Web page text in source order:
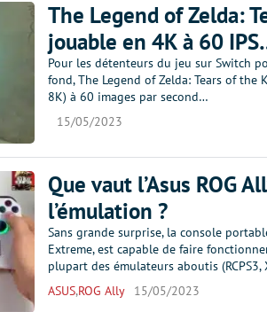
The Legend of Zelda:
jouable en 4K à 60
Pour les détenteurs du jeu sur Switch
fond, The Legend of Zelda: Tears of
8K) à 60 images par second…
15/05/2023
Que vaut l’Asus ROG
l’émulation ?
Sans grande surprise, la console
Extreme, est capable de faire
plupart des émulateurs aboutis (RCPS3,
ASUS,ROG Ally 15/05/2023